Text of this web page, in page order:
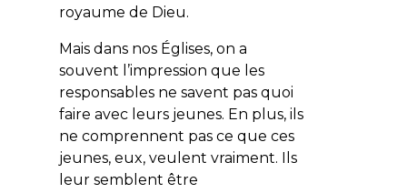
royaume de Dieu.
Mais dans nos Églises, on a
souvent l’impression que les
responsables ne savent pas quoi
faire avec leurs jeunes. En plus, ils
ne comprennent pas ce que ces
jeunes, eux, veulent vraiment. Ils
leur semblent être